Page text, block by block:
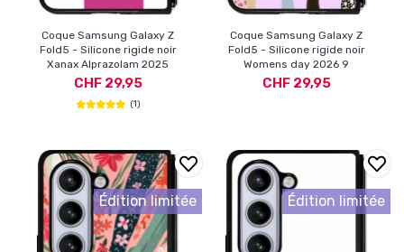
Coque Samsung Galaxy Z
Fold5 - Silicone rigide noir
Xanax Alprazolam 2025
CHF 29,95
(1)
Coque Samsung Galaxy Z
Fold5 - Silicone rigide noir
Womens day 2026 9
CHF 29,95
Édition limitée Édition limitée